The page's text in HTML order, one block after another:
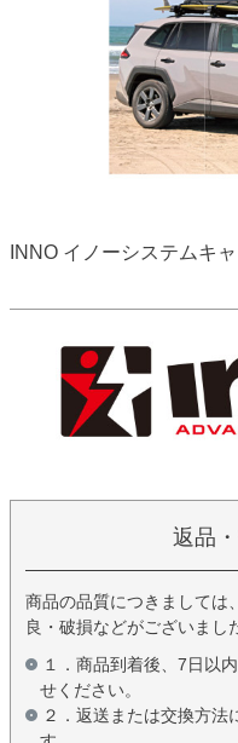
INNO イノーシステムキ
返品
商品の品質につきましては
良・破損などがございまし
１．商品到着後、7日以
せください。
２．返送または交換方法